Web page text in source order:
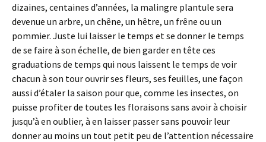
dizaines, centaines d’années, la malingre plantule sera
devenue un arbre, un chêne, un hêtre, un frêne ou un
pommier. Juste lui laisser le temps et se donner le temps
de se faire à son échelle, de bien garder en tête ces
graduations de temps qui nous laissent le temps de voir
chacun à son tour ouvrir ses fleurs, ses feuilles, une façon
aussi d’étaler la saison pour que, comme les insectes, on
puisse profiter de toutes les floraisons sans avoir à choisir
jusqu’à en oublier, à en laisser passer sans pouvoir leur
donner au moins un tout petit peu de l’attention nécessaire